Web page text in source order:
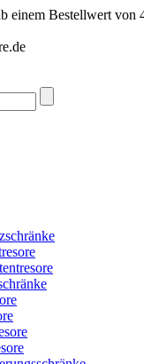
einem Bestellwert von